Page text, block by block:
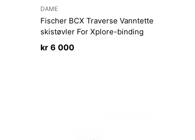
DAME
Fischer BCX Traverse Vanntette
skistøvler For Xplore-binding
kr6 000